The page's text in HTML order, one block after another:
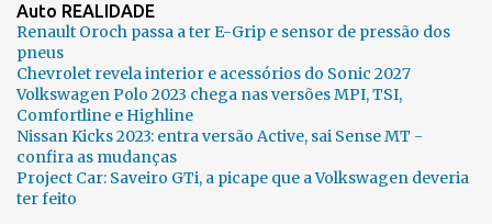
Auto REALIDADE
Renault Oroch passa a ter E-Grip e sensor de pressão dos
pneus
Chevrolet revela interior e acessórios do Sonic 2027
Volkswagen Polo 2023 chega nas versões MPI, TSI,
Comfortline e Highline
Nissan Kicks 2023: entra versão Active, sai Sense MT -
confira as mudanças
Project Car: Saveiro GTi, a picape que a Volkswagen deveria
ter feito